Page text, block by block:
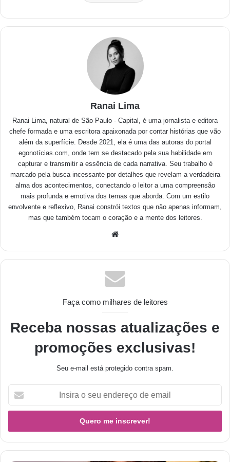
Ranai Lima
Ranai Lima, natural de São Paulo - Capital, é uma jornalista e editora
chefe formada e uma escritora apaixonada por contar histórias que vão
além da superfície. Desde 2021, ela é uma das autoras do portal
egonotícias.com, onde tem se destacado pela sua habilidade em
capturar e transmitir a essência de cada narrativa. Seu trabalho é
marcado pela busca incessante por detalhes que revelam a verdadeira
alma dos acontecimentos, conectando o leitor a uma compreensão
mais profunda e emotiva dos temas que aborda. Com um estilo
envolvente e reflexivo, Ranai constrói textos que não apenas informam,
mas que também tocam o coração e a mente dos leitores.
Faça como milhares de leitores
Receba nossas atualizações e
promoções exclusivas!
Seu e-mail está protegido contra spam.